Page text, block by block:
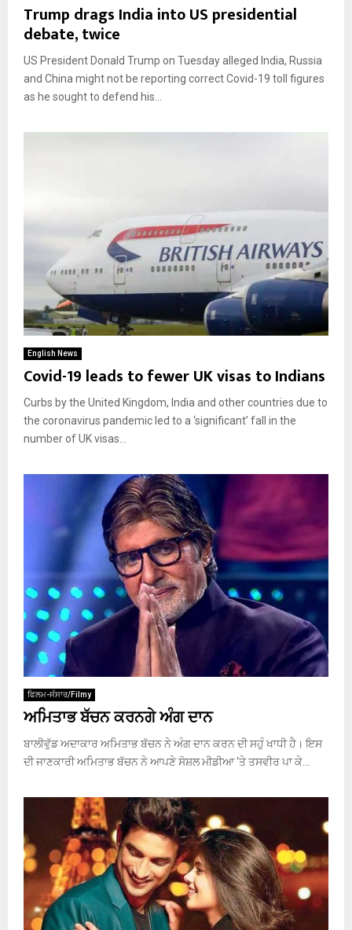
Trump drags India into US presidential
debate, twice
US President Donald Trump on Tuesday alleged India, Russia
and China might not be reporting correct Covid-19 toll figures
as he sought to defend his...
English News
Covid-19 leads to fewer UK visas to Indians
Curbs by the United Kingdom, India and other countries due to
the coronavirus pandemic led to a ‘significant’ fall in the
number of UK visas...
ਫਿਲਮ-ਸੰਸਾਰ/Filmy
ਅਮਿਤਾਭ ਬੱਚਨ ਕਰਨਗੇ ਅੰਗ ਦਾਨ
ਬਾਲੀਵੁੱਡ ਅਦਾਕਾਰ ਅਮਿਤਾਭ ਬੱਚਨ ਨੇ ਅੰਗ ਦਾਨ ਕਰਨ ਦੀ ਸਹੁੰ ਖਾਧੀ ਹੈ। ਇਸ
ਦੀ ਜਾਣਕਾਰੀ ਅਮਿਤਾਭ ਬੱਚਨ ਨੇ ਆਪਣੇ ਸੋਸ਼ਲ ਮੀਡੀਆ ‘ਤੇ ਤਸਵੀਰ ਪਾ ਕੇ...